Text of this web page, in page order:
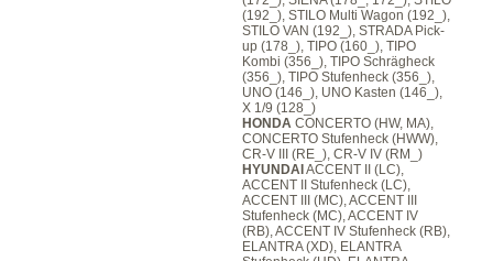
(192_), STILO Multi Wagon (192_),
STILO VAN (192_), STRADA Pick-
up (178_), TIPO (160_), TIPO
Kombi (356_), TIPO Schrägheck
(356_), TIPO Stufenheck (356_),
UNO (146_), UNO Kasten (146_),
X 1/9 (128_)
HONDA CONCERTO (HW, MA),
CONCERTO Stufenheck (HWW),
CR-V III (RE_), CR-V IV (RM_)
HYUNDAI ACCENT II (LC),
ACCENT II Stufenheck (LC),
ACCENT III (MC), ACCENT III
Stufenheck (MC), ACCENT IV
(RB), ACCENT IV Stufenheck (RB),
ELANTRA (XD), ELANTRA